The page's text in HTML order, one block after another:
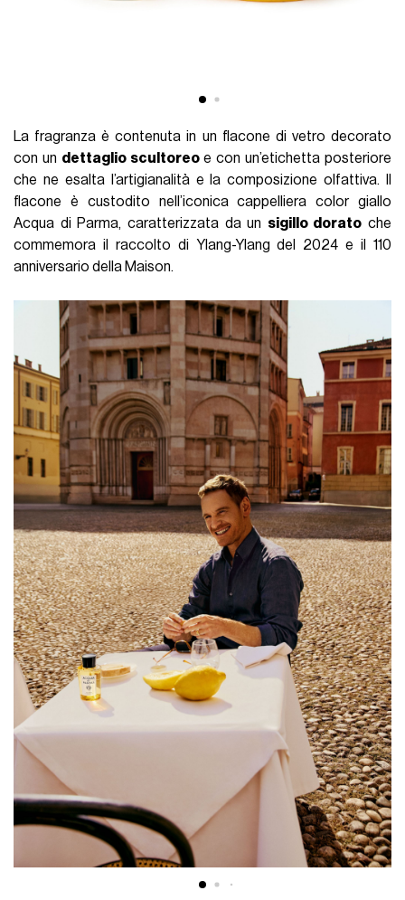
La fragranza è contenuta in un flacone di vetro decorato
con un dettaglio scultoreoe con un’etichetta posteriore
che ne esalta l’artigianalità e la composizione olfattiva. Il
flacone è custodito nell’iconica cappelliera color giallo
Acqua di Parma, caratterizzata da un sigillo dorato che
commemora il raccolto di Ylang-Ylang del 2024 e il 110
anniversario della Maison.